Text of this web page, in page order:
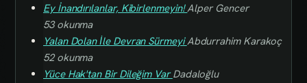
Ey İnandırılanlar, Kibirlenmeyin!Alper Gencer
53 okunma
Yalan Dolan İle Devran SürmeyiAbdurrahim Karakoç
52 okunma
Yüce Hak'tan Bir Dileğim VarDadaloğlu